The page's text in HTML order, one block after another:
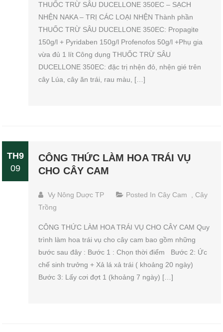
THUỐC TRỪ SÂU DUCELLONE 350EC – SẠCH
NHỆN NAKA – TRỊ CÁC LOẠI NHỆN Thành phần
THUỐC TRỪ SÂU DUCELLONE 350EC: Propagite
150g/l + Pyridaben 150g/l Profenofos 50g/l +Phụ gia
vừa đủ 1 lít Công dụng THUỐC TRỪ SÂU
DUCELLONE 350EC: đặc trị nhện đỏ, nhện gié trên
cây Lúa, cây ăn trái, rau màu, […]
TH9
09
CÔNG THỨC LÀM HOA TRÁI VỤ
CHO CÂY CAM
Vy Nông Duợc TP Posted In Cây Cam
Cây
Trồng
CÔNG THỨC LÀM HOA TRÁI VỤ CHO CÂY CAM Quy
trình làm hoa trái vụ cho cây cam bao gồm những
bước sau đây : Bước 1 : Chọn thời điểm Bước 2: Ức
chế sinh trưởng + Xả lá xả trái ( khoảng 20 ngày)
Bước 3: Lấy cơi đợt 1 (khoảng 7 ngày) […]